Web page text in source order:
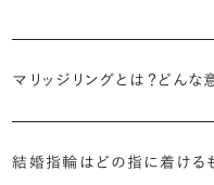
マリッジリングとは？どん
グ」は結婚指輪の別名です。
結婚指輪はどの指に着ける